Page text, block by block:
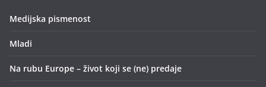
Medijska pismenost
Mladi
Na rubu Europe – život koji se (ne) predaje